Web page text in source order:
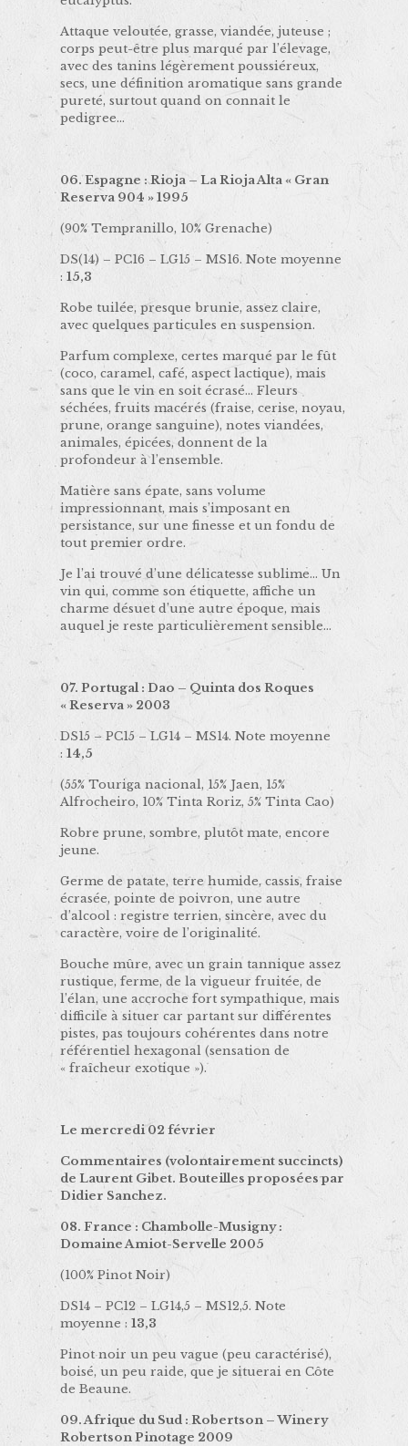
Attaque veloutée, grasse, viandée, juteuse ;
corps peut-être plus marqué par l’élevage,
avec des tanins légèrement poussiéreux,
secs, une définition aromatique sans grande
pureté, surtout quand on connait le
pedigree…
06. Espagne : Rioja – La Rioja Alta « Gran
Reserva 904 » 1995
(90% Tempranillo, 10% Grenache)
DS(14) – PC16 – LG15 – MS16. Note moyenne
:15,3
Robe tuilée, presque brunie, assez claire,
avec quelques particules en suspension.
Parfum complexe, certes marqué par le fût
(coco, caramel, café, aspect lactique), mais
sans que le vin en soit écrasé… Fleurs
séchées, fruits macérés (fraise, cerise, noyau,
prune, orange sanguine), notes viandées,
animales, épicées, donnent de la
profondeur à l’ensemble.
Matière sans épate, sans volume
impressionnant, mais s’imposant en
persistance, sur une finesse et un fondu de
tout premier ordre.
Je l’ai trouvé d’une délicatesse sublime… Un
vin qui, comme son étiquette, affiche un
charme désuet d’une autre époque, mais
auquel je reste particulièrement sensible…
07. Portugal : Dao – Quinta dos Roques
« Reserva » 2003
DS15 – PC15 – LG14 – MS14. Note moyenne
:14,5
(55% Touriga nacional, 15% Jaen, 15%
Alfrocheiro, 10% Tinta Roriz, 5% Tinta Cao)
Robre prune, sombre, plutôt mate, encore
jeune.
Germe de patate, terre humide, cassis, fraise
écrasée, pointe de poivron, une autre
d’alcool : registre terrien, sincère, avec du
caractère, voire de l’originalité.
Bouche mûre, avec un grain tannique assez
rustique, ferme, de la vigueur fruitée, de
l’élan, une accroche fort sympathique, mais
difficile à situer car partant sur différentes
pistes, pas toujours cohérentes dans notre
référentiel hexagonal (sensation de
« fraîcheur exotique »).
Le mercredi 02 février
Commentaires (volontairement succincts)
de Laurent Gibet. Bouteilles proposées par
Didier Sanchez.
08. France : Chambolle-Musigny :
Domaine Amiot-Servelle 2005
(100% Pinot Noir)
DS14 – PC12 – LG14,5 – MS12,5. Note
moyenne :13,3
Pinot noir un peu vague (peu caractérisé),
boisé, un peu raide, que je situerai en Côte
de Beaune.
09. Afrique du Sud : Robertson – Winery
Robertson Pinotage 2009